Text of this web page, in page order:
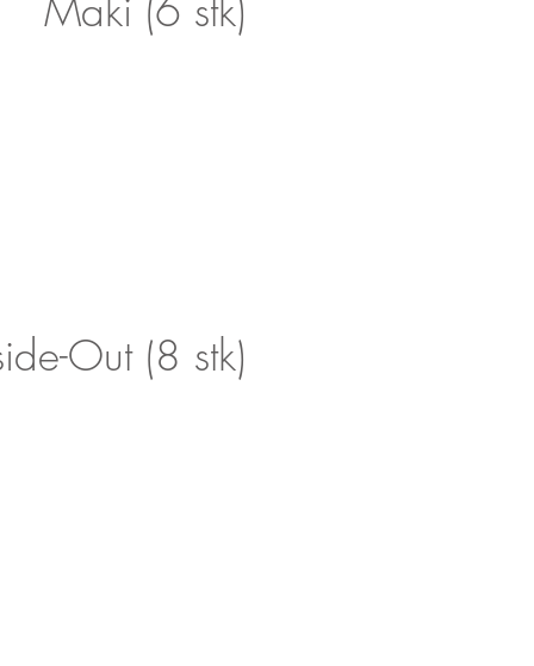
Out (8 stk)